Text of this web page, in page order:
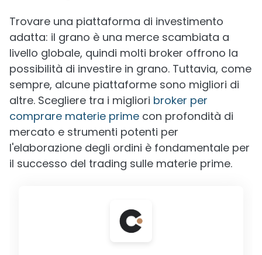
Trovare una piattaforma di investimento
adatta: il grano è una merce scambiata a
livello globale, quindi molti broker offrono la
possibilità di investire in grano. Tuttavia, come
sempre, alcune piattaforme sono migliori di
altre. Scegliere tra i migliori broker per
comprare materie prime con profondità di
mercato e strumenti potenti per
l'elaborazione degli ordini è fondamentale per
il successo del trading sulle materie prime.